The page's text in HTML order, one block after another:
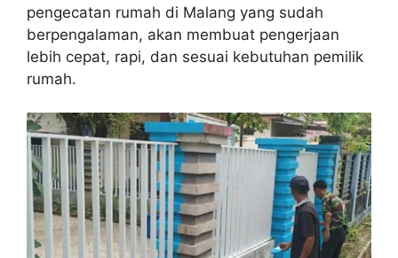
pengecatan rumah di Malang yang sudah
berpengalaman, akan membuat pengerjaan
lebih cepat, rapi, dan sesuai kebutuhan pemilik
rumah.